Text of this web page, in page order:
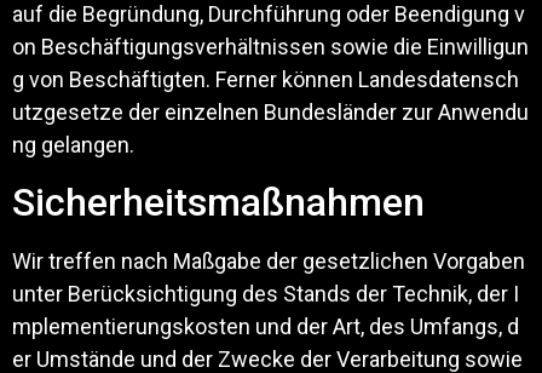
auf die Begründung, Durchführung oder Beendigung v
on Beschäftigungsverhältnissen sowie die Einwilligun
g von Beschäftigten. Ferner können Landesdatensch
utzgesetze der einzelnen Bundesländer zur Anwendu
ng gelangen.
Sicherheitsmaßnahmen
Wir treffen nach Maßgabe der gesetzlichen Vorgaben
unter Berücksichtigung des Stands der Technik, der I
mplementierungskosten und der Art, des Umfangs, d
er Umstände und der Zwecke der Verarbeitung sowie